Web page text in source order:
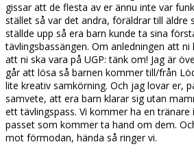
gissar att de flesta av er ännu inte var
stället så var det andra, föräldrar till äldre
ställde upp så era barn kunde ta sina
tävlingsbassängen. Om anledningen att
att ni ska vara på UGP: tänk om! Jag är
går att lösa så barnen kommer till/från
lite kreativ samkörning. Och jag lovar er,
samvete, att era barn klarar sig utan
ett tävlingspass. Vi kommer ha en tränare
passet som kommer ta hand om dem.
mot förmodan, hända så ringer vi.